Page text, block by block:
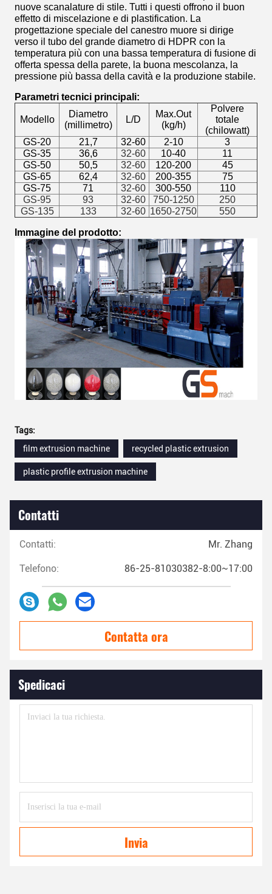
nuove scanalature di stile. Tutti i questi offrono il buon
effetto di miscelazione e di plastification. La
progettazione speciale del canestro muore si dirige
verso il tubo del grande diametro di HDPR con la
temperatura più con una bassa temperatura di fusione di
offerta spessa della parete, la buona mescolanza, la
pressione più bassa della cavità e la produzione stabile.
Parametri tecnici principali:
Modello
Diametro
(millimetro)
L/D
Max.Out
(kg/h)
Polvere
totale
(chilowatt)
GS-20
21,7 32-60 2-10
3
GS-35
36,6 32-60 10-40
11
GS-50
50,5 32-60 120-200
45
GS-65
62,4 32-60 200-355
75
GS-75
71 32-60 300-550
110
GS-95
93 32-60 750-1250
250
GS-135
133 32-60 1650-2750 550
Immagine del prodotto:
Tags:
film extrusion machine
recycled plastic extrusion
plastic profile extrusion machine
Contatti
Contatti: Mr. Zhang
Telefono: 86-25-81030382-8:00~17:00
Contatta ora
Spedicaci
Invia